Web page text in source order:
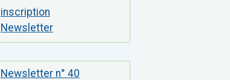
inscription
Newsletter
Newsletter n° 40